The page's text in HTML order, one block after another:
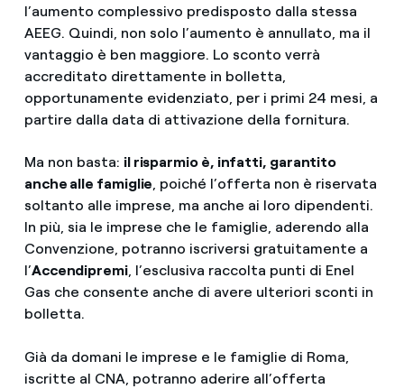
l’aumento complessivo predisposto dalla stessa
AEEG. Quindi, non solo l’aumento è annullato, ma il
vantaggio è ben maggiore. Lo sconto verrà
accreditato direttamente in bolletta,
opportunamente evidenziato, per i primi 24 mesi, a
partire dalla data di attivazione della fornitura.
Ma non basta: il risparmio è, infatti, garantito
anche alle famiglie, poiché l’offerta non è riservata
soltanto alle imprese, ma anche ai loro dipendenti.
In più, sia le imprese che le famiglie, aderendo alla
Convenzione, potranno iscriversi gratuitamente a
l’Accendipremi, l’esclusiva raccolta punti di Enel
Gas che consente anche di avere ulteriori sconti in
bolletta.
Già da domani le imprese e le famiglie di Roma,
iscritte al CNA, potranno aderire all’offerta